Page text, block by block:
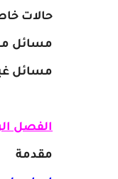
حالات
مسائل
مسائل
الفصل
مقدمة